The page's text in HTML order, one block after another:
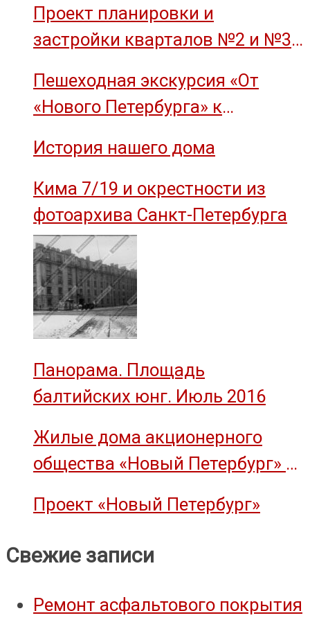
Проект планировки и
застройки кварталов №2 и №3
Пешеходная экскурсия «От
«Нового Петербурга» к
им. М.И. Калинина»
История нашего дома
Кима 7/19 и окрестности из
фотоархива Санкт-Петербурга
Панорама. Площадь
балтийских юнг. Июль 2016
Жилые дома акционерного
общества «Новый Петербург» —
Проект «Новый Петербург»
Свежие записи
Ремонт асфальтового покрытия